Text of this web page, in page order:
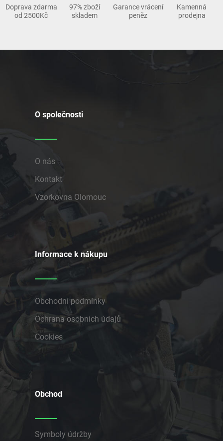
Doprava zdarma
od 2500Kč
97% zboží
skladem
Garance vrácení
peněz
Kamenná
prodejna
O společnosti
O nás
Kontakt
Vzorkovna Olomouc
Informace k nákupu
Obchodní podmínky
Ochrana osobních údajů
Cookies
Obchod
Symboly údržby